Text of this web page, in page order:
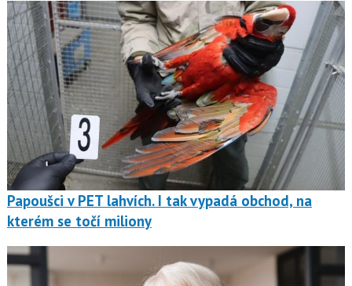
Papoušci v PET lahvích. I tak vypadá obchod, na
kterém se točí miliony